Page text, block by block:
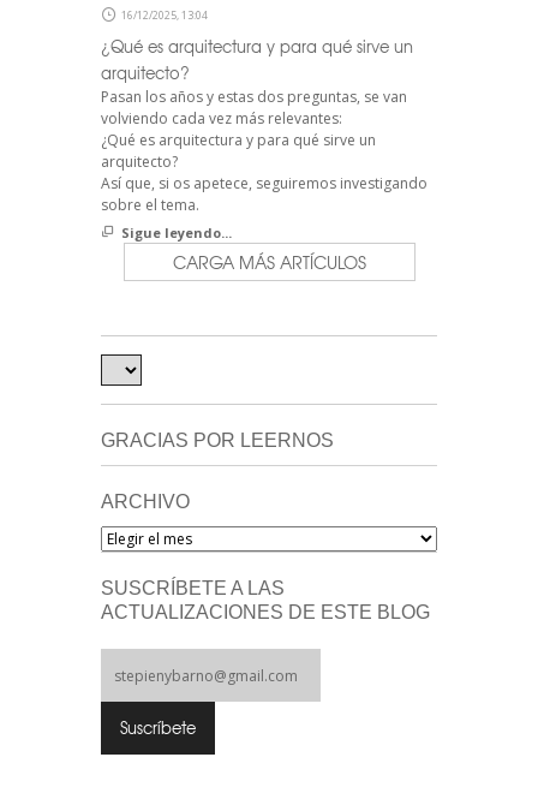
16/12/2025, 13:04
¿Qué es arquitectura y para qué sirve un
arquitecto?
Pasan los años y estas dos preguntas, se van
volviendo cada vez más relevantes:
¿Qué es arquitectura y para qué sirve un
arquitecto?
Así que, si os apetece, seguiremos investigando
sobre el tema.
Sigue leyendo...
CARGA MÁS ARTÍCULOS
GRACIAS POR LEERNOS
ARCHIVO
Archivo
SUSCRÍBETE A LAS
ACTUALIZACIONES DE ESTE BLOG